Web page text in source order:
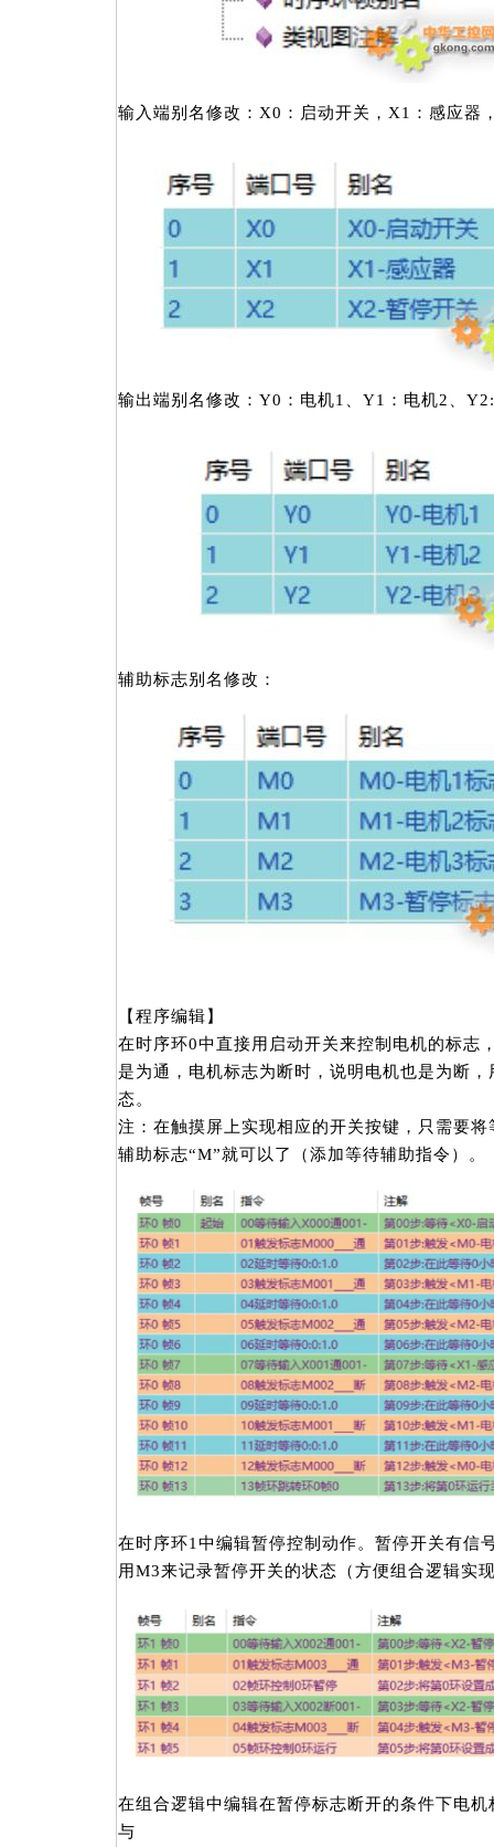
输入端别名修改：X0：启动开关，X1：感应器
输出端别名修改：Y0：电机1、Y1：电机2、
辅助标志别名修改：
【程序编辑】
在时序环0中直接用启动开关来控制电机的标志
是为通，电机标志为断时，说明电机也是为断
态。
注：在触摸屏上实现相应的开关按键，只需要
辅助标志“M”就可以了（添加等待辅助指令）。
在时序环1中编辑暂停控制动作。暂停开关有信
用M3来记录暂停开关的状态（方便组合逻辑实
在组合逻辑中编辑在暂停标志断开的条件下电
与